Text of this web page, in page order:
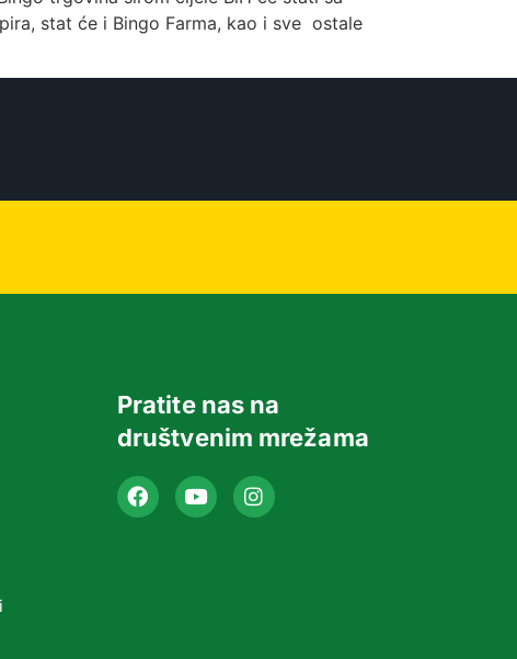
stat će i Bingo Farma, kao i sve ostale
Pratite nas na
društvenim mrežama